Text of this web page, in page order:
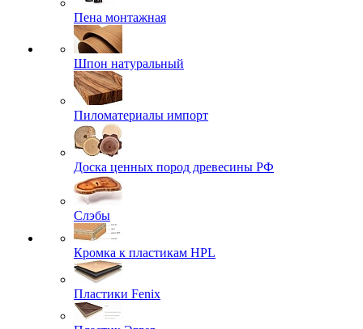
Пена монтажная
Шпон натуральный
Пиломатериалы импорт
Доска ценных пород древесины РФ
Слэбы
Кромка к пластикам HPL
Пластики Fenix